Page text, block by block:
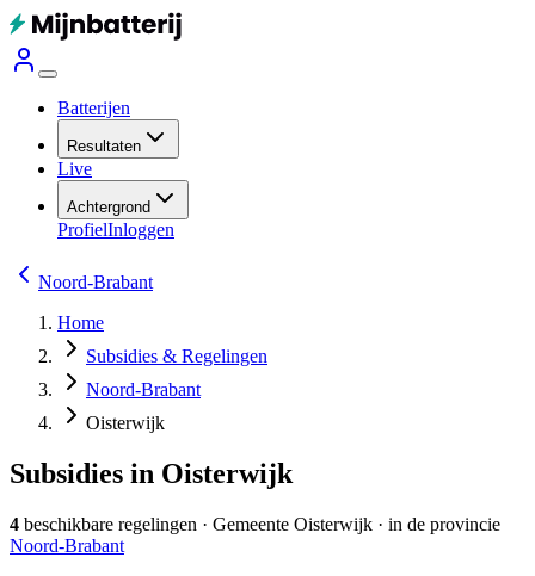
Batterijen
Resultaten
Live
Achtergrond
ProfielInloggen
Noord-Brabant
Home
Subsidies & Regelingen
Noord-Brabant
Oisterwijk
Subsidies in Oisterwijk
4 beschikbare regelingen · Gemeente Oisterwijk · in de provincie
Noord-Brabant